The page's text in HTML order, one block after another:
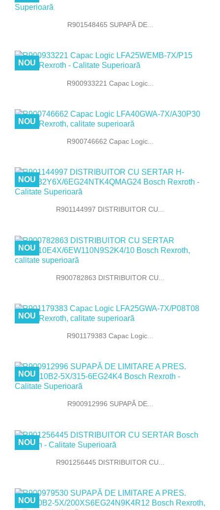
R901548465 SUPAPĂ DE...
R900933221 Capac Logic...
NOU
R900746662 Capac Logic...
NOU
R901144997 DISTRIBUITOR CU...
NOU
R900782863 DISTRIBUITOR CU...
NOU
R901179383 Capac Logic...
NOU
R900912996 SUPAPĂ DE...
NOU
R901256445 DISTRIBUITOR CU...
NOU
NOU